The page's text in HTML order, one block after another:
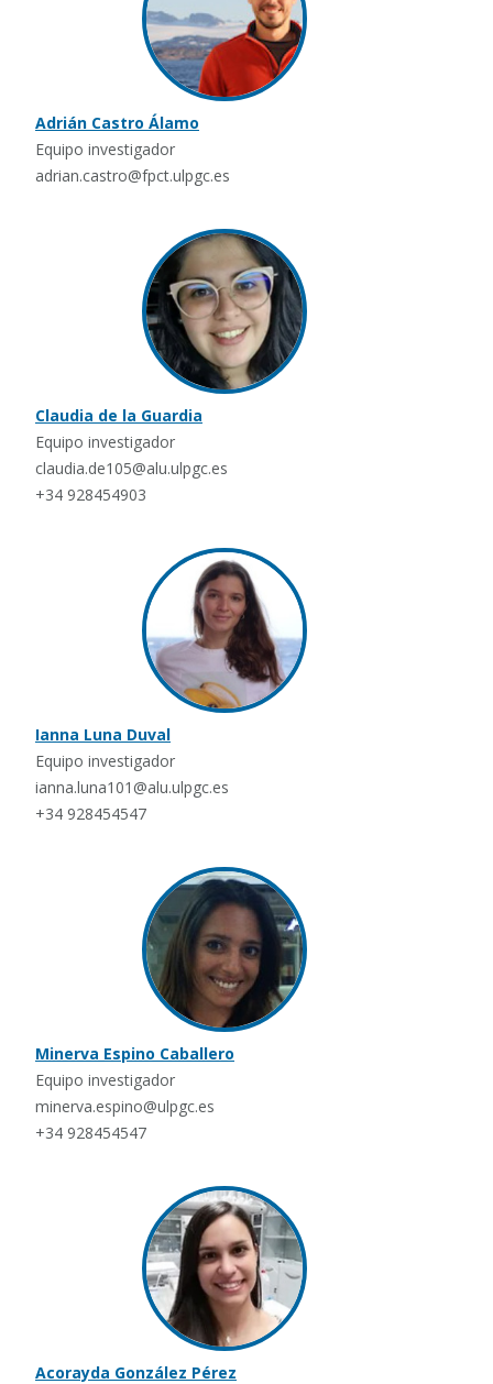
Adrián Castro Álamo
Equipo investigador
adrian.castro@fpct.ulpgc.es
Claudia de la Guardia
Equipo investigador
claudia.de105@alu.ulpgc.es
+34 928454903
Ianna Luna Duval
Equipo investigador
ianna.luna101@alu.ulpgc.es
+34 928454547
Minerva Espino Caballero
Equipo investigador
minerva.espino@ulpgc.es
+34 928454547
Acorayda González Pérez